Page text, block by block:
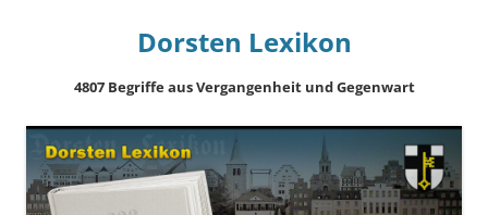
Dorsten Lexikon
4807 Begriffe aus Vergangenheit und Gegenwart